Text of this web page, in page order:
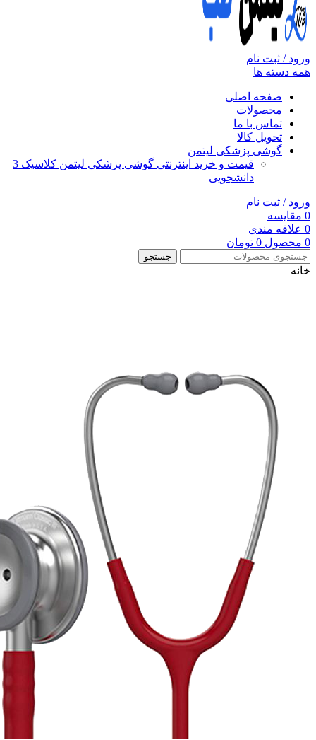
ورود / ثبت نام
همه دسته ها
صفحه اصلی
محصولات
تماس با ما
تحویل کالا
گوشی پزشکی لیتمن
قیمت و خرید اینترنتی گوشی پزشکی لیتمن کلاسیک 3
دانشجویی
ورود / ثبت نام
0 مقایسه
0 علاقه مندی
0 محصول 0 تومان
جستجو
خانه